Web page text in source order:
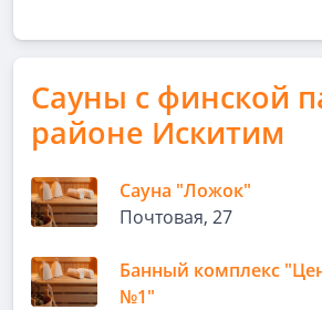
Сауны с финской
районе Искитим
Сауна "Ложок"
Почтовая, 27
Банный комплекс
№1"